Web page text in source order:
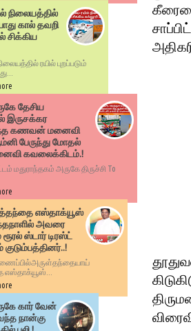
நிலையத்தில்
கால் தவறி
சிக்கிய
ரயில் புறப்படும்
தேசிய
இருசக்கர
கணவன் மனைவி
பேருந்து மோதல்
கவலைக்கிடம்.!
மதுராந்தகம் அருகே திருச்சி To
எஸ்தாக்யூஸ்
அவரை
ஸ்டார் டிரஸ்ட்
குடும்பத்தினர்..!
கார் வேன்
நான்கு